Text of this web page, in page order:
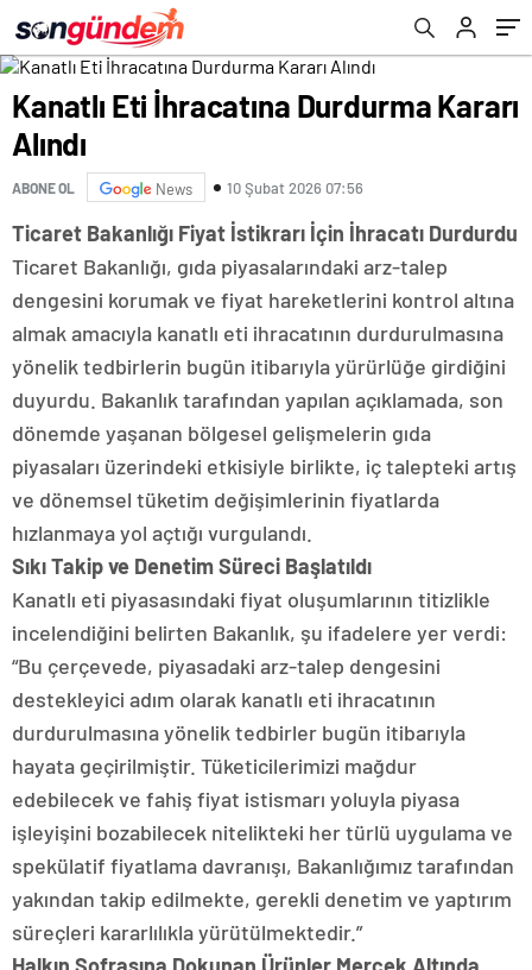
Kanatlı Eti İhracatına Durdurma Kararı
Alındı
ABONE OL News 10 Şubat 2026 07:56
Ticaret Bakanlığı Fiyat İstikrarı İçin İhracatı Durdurdu
Ticaret Bakanlığı, gıda piyasalarındaki arz-talep
dengesini korumak ve fiyat hareketlerini kontrol altına
almak amacıyla kanatlı eti ihracatının durdurulmasına
yönelik tedbirlerin bugün itibarıyla yürürlüğe girdiğini
duyurdu. Bakanlık tarafından yapılan açıklamada, son
dönemde yaşanan bölgesel gelişmelerin gıda
piyasaları üzerindeki etkisiyle birlikte, iç talepteki artış
ve dönemsel tüketim değişimlerinin fiyatlarda
hızlanmaya yol açtığı vurgulandı.
Sıkı Takip ve Denetim Süreci Başlatıldı
Kanatlı eti piyasasındaki fiyat oluşumlarının titizlikle
incelendiğini belirten Bakanlık, şu ifadelere yer verdi:
“Bu çerçevede, piyasadaki arz-talep dengesini
destekleyici adım olarak kanatlı eti ihracatının
durdurulmasına yönelik tedbirler bugün itibarıyla
hayata geçirilmiştir. Tüketicilerimizi mağdur
edebilecek ve fahiş fiyat istismarı yoluyla piyasa
işleyişini bozabilecek nitelikteki her türlü uygulama ve
spekülatif fiyatlama davranışı, Bakanlığımız tarafından
yakından takip edilmekte, gerekli denetim ve yaptırım
süreçleri kararlılıkla yürütülmektedir.”